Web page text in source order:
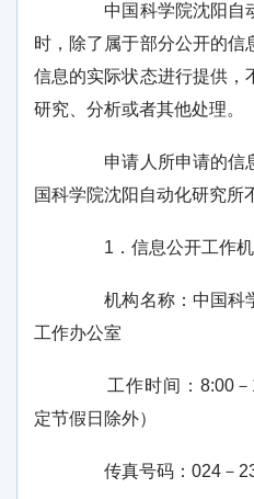
中国科学院沈阳自
时，除了属于部分公开的信
信息的实际状态进行提供，
研究、分析或者其他处理。
申请人所申请的信
国科学院沈阳自动化研究所
1 ．信息公开工作
机构名称：中国科
工作办公室
工作时间： 8:00－
定节假日除外）
传真号码： 024 －